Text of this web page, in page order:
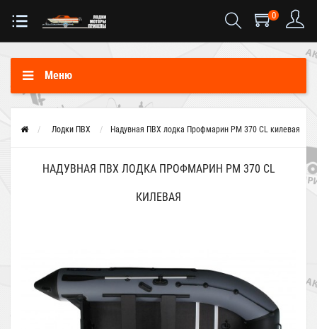
0
Меню
Лодки ПВХ Надувная ПВХ лодка Профмарин PM 370 CL килевая
НАДУВНАЯ ПВХ ЛОДКА ПРОФМАРИН PM 370 CL
КИЛЕВАЯ